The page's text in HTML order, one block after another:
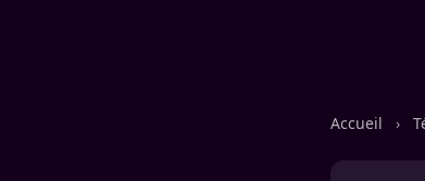
Accueil ›